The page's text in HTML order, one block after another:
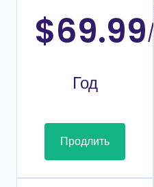
$69.99/
Год
Продлить